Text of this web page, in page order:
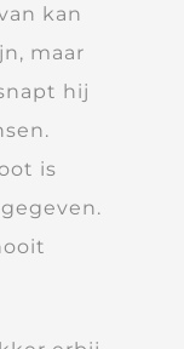
kan
maar
hij
is